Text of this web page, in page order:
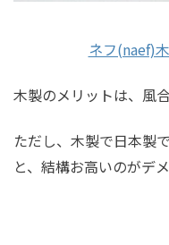
ネフ(naef)
木製のメリットは、風
ただし、木製で日本製
と、結構お高いのがデ